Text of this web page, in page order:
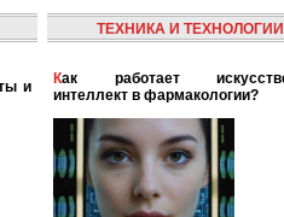
ТЕХНИКА И ТЕХНОЛОГИИ
Как работает искусственный
интеллект в фармакологии?